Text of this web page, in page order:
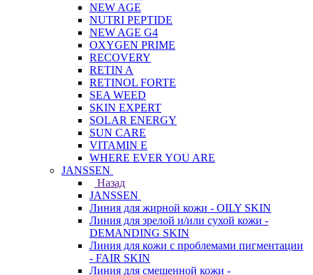
NEW AGE
NUTRI PEPTIDE
NEW AGE G4
OXYGEN PRIME
RECOVERY
RETIN A
RETINOL FORTE
SEA WEED
SKIN EXPERT
SOLAR ENERGY
SUN CARE
VITAMIN E
WHERE EVER YOU ARE
JANSSEN
Назад
JANSSEN
Линия для жирной кожи - OILY SKIN
Линия для зрелой и/или сухой кожи -
DEMANDING SKIN
Линия для кожи с проблемами пигментации
- FAIR SKIN
Линия для смешенной кожи -